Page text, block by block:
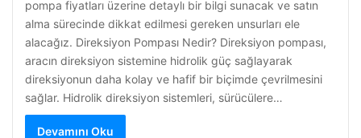
pompa fiyatları üzerine detaylı bir bilgi sunacak ve satın
alma sürecinde dikkat edilmesi gereken unsurları ele
alacağız. Direksiyon Pompası Nedir? Direksiyon pompası,
aracın direksiyon sistemine hidrolik güç sağlayarak
direksiyonun daha kolay ve hafif bir biçimde çevrilmesini
sağlar. Hidrolik direksiyon sistemleri, sürücülere…
Devamını Oku